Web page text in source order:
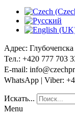
Адрес:
Тел.: +420 777 703
E-mail:
WhatsApp | Viber:
Искать...
Menu